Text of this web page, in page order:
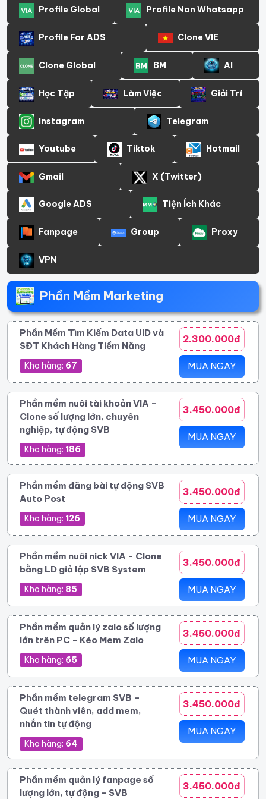
Profile Global Profile Non Whatsapp
Profile For ADS Clone VIE
Clone Global BM AI
Học Tập Làm Việc Giải Trí
Instagram Telegram
Youtube Tiktok Hotmail
Gmail X (Twitter)
Google ADS Tiện Ích Khác
Fanpage Group Proxy
VPN
Phần Mềm Marketing
Phần Mềm Tìm Kiếm Data UID và
SĐT Khách Hàng Tiềm Năng
Kho hàng: 67
2.300.000đ
MUA NGAY
Phần mềm nuôi tài khoản VIA -
Clone số lượng lớn, chuyên
nghiệp, tự động SVB
Kho hàng: 186
3.450.000đ
MUA NGAY
Phần mềm đăng bài tự động SVB
Auto Post
Kho hàng: 126
3.450.000đ
MUA NGAY
Phần mềm nuôi nick VIA - Clone
bằng LD giả lập SVB System
Kho hàng: 85
3.450.000đ
MUA NGAY
Phần mềm quản lý zalo số lượng
lớn trên PC - Kéo Mem Zalo
Kho hàng: 65
3.450.000đ
MUA NGAY
Phần mềm telegram SVB –
Quét thành viên, add mem,
nhắn tin tự động
Kho hàng: 64
3.450.000đ
MUA NGAY
Phần mềm quản lý fanpage số
lượng lớn, tự động - SVB
3.450.000đ